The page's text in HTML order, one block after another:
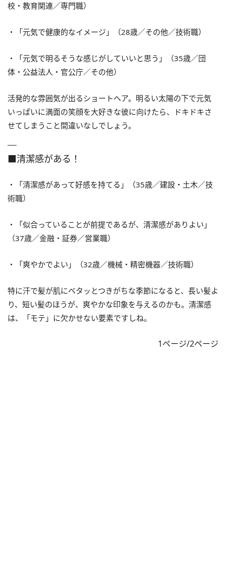
校・教育関連／専門職）
・「元気で健康的なイメージ」（28歳／その他／技術職）
・「元気で明るそうな感じがしていいと思う」（35歳／団
体・公益法人・官公庁／その他）
活発的な雰囲気が出るショートヘア。明るい太陽の下で元気
いっぱいに満面の笑顔を大好きな彼に向けたら、ドキドキさ
せてしまうこと間違いなしでしょう。
■清潔感がある！
・「清潔感があって好感を持てる」（35歳／建設・土木／技
術職）
・「似合っていることが前提であるが、清潔感がありよい」
（37歳／金融・証券／営業職）
・「爽やかでよい」（32歳／機械・精密機器／技術職）
特に汗で髪が肌にベタッとつきがちな季節になると、長い髪よ
り、短い髪のほうが、爽やかな印象を与えるのかも。清潔感
は、「モテ」に欠かせない要素ですしね。
1ページ/2ページ